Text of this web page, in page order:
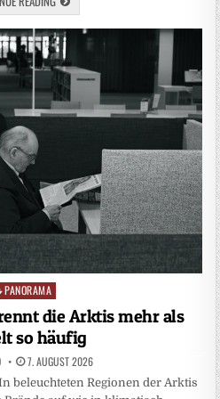
PANORAMA
die Arktis mehr als
so häufig
7. AUGUST 2026
beleuchteten Regionen der Arktis